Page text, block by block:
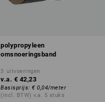
polypropyleen
omsnoeringsband
3 uitvoeringen
v.a. € 42,23
Basisprijs: € 0,04/meter
(incl. BTW) v.a. 5 stuks